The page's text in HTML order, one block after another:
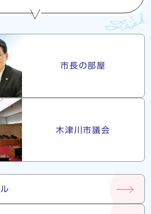
市長の部屋
木津川市議会